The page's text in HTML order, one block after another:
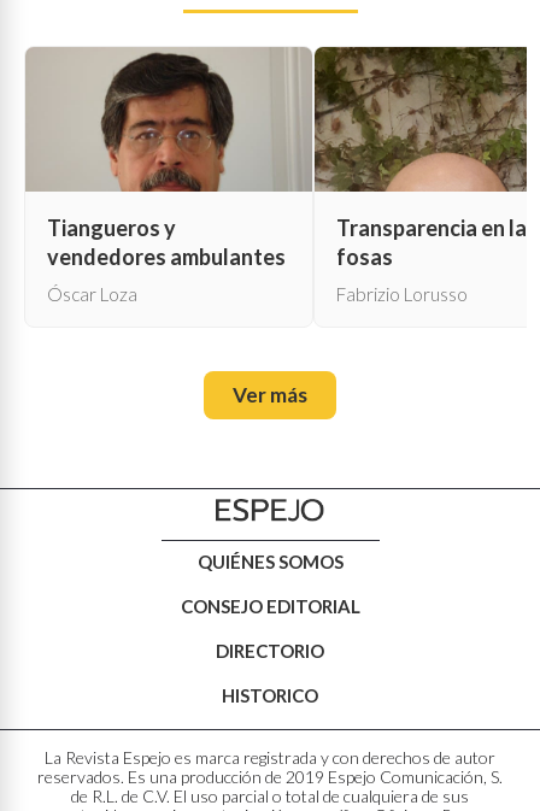
Tiangueros y
vendedores ambulantes
Óscar Loza
Transparencia en las
fosas
Fabrizio Lorusso
Ver más
QUIÉNES SOMOS
CONSEJO EDITORIAL
DIRECTORIO
HISTORICO
La Revista Espejo es marca registrada y con derechos de autor
reservados. Es una producción de 2019 Espejo Comunicación, S.
de R.L. de C.V. El uso parcial o total de cualquiera de sus